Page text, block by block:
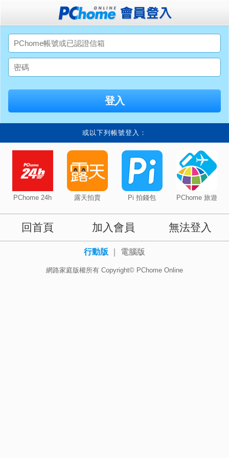
或以下列帳號登入：
PChome 24h 露天拍賣 Pi 拍錢包 PChome 旅遊
回首頁 加入會員 無法登入
行動版 電腦版
網路家庭版權所有 Copyright© PChome Online